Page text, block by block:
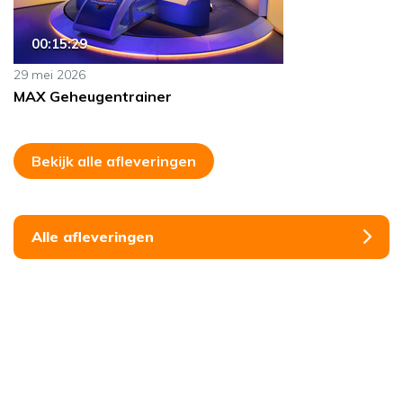
00:15:29
29 mei 2026
MAX Geheugentrainer
Bekijk alle afleveringen
Alle afleveringen